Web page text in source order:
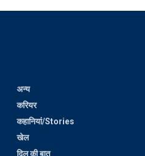
अन्य
करियर
कहानियां/Stories
खेल
दिल की बात